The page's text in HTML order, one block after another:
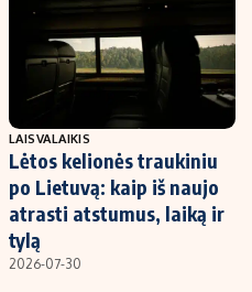
LAISVALAIKIS
Lėtos kelionės traukiniu
po Lietuvą: kaip iš naujo
atrasti atstumus, laiką ir
tylą
2026-07-30